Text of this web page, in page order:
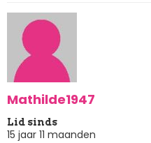
Mathilde1947
Lid sinds
15 jaar 11 maanden